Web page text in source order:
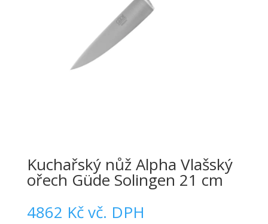
Kuchařský nůž Alpha Vlašský
ořech Güde Solingen 21 cm
4862 Kč vč. DPH